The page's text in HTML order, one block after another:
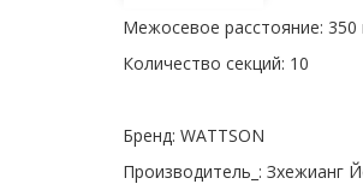
Межосевое расстояние:
Количество секций: 10
Бренд: WATTSON
Производитель_: Зхежианг